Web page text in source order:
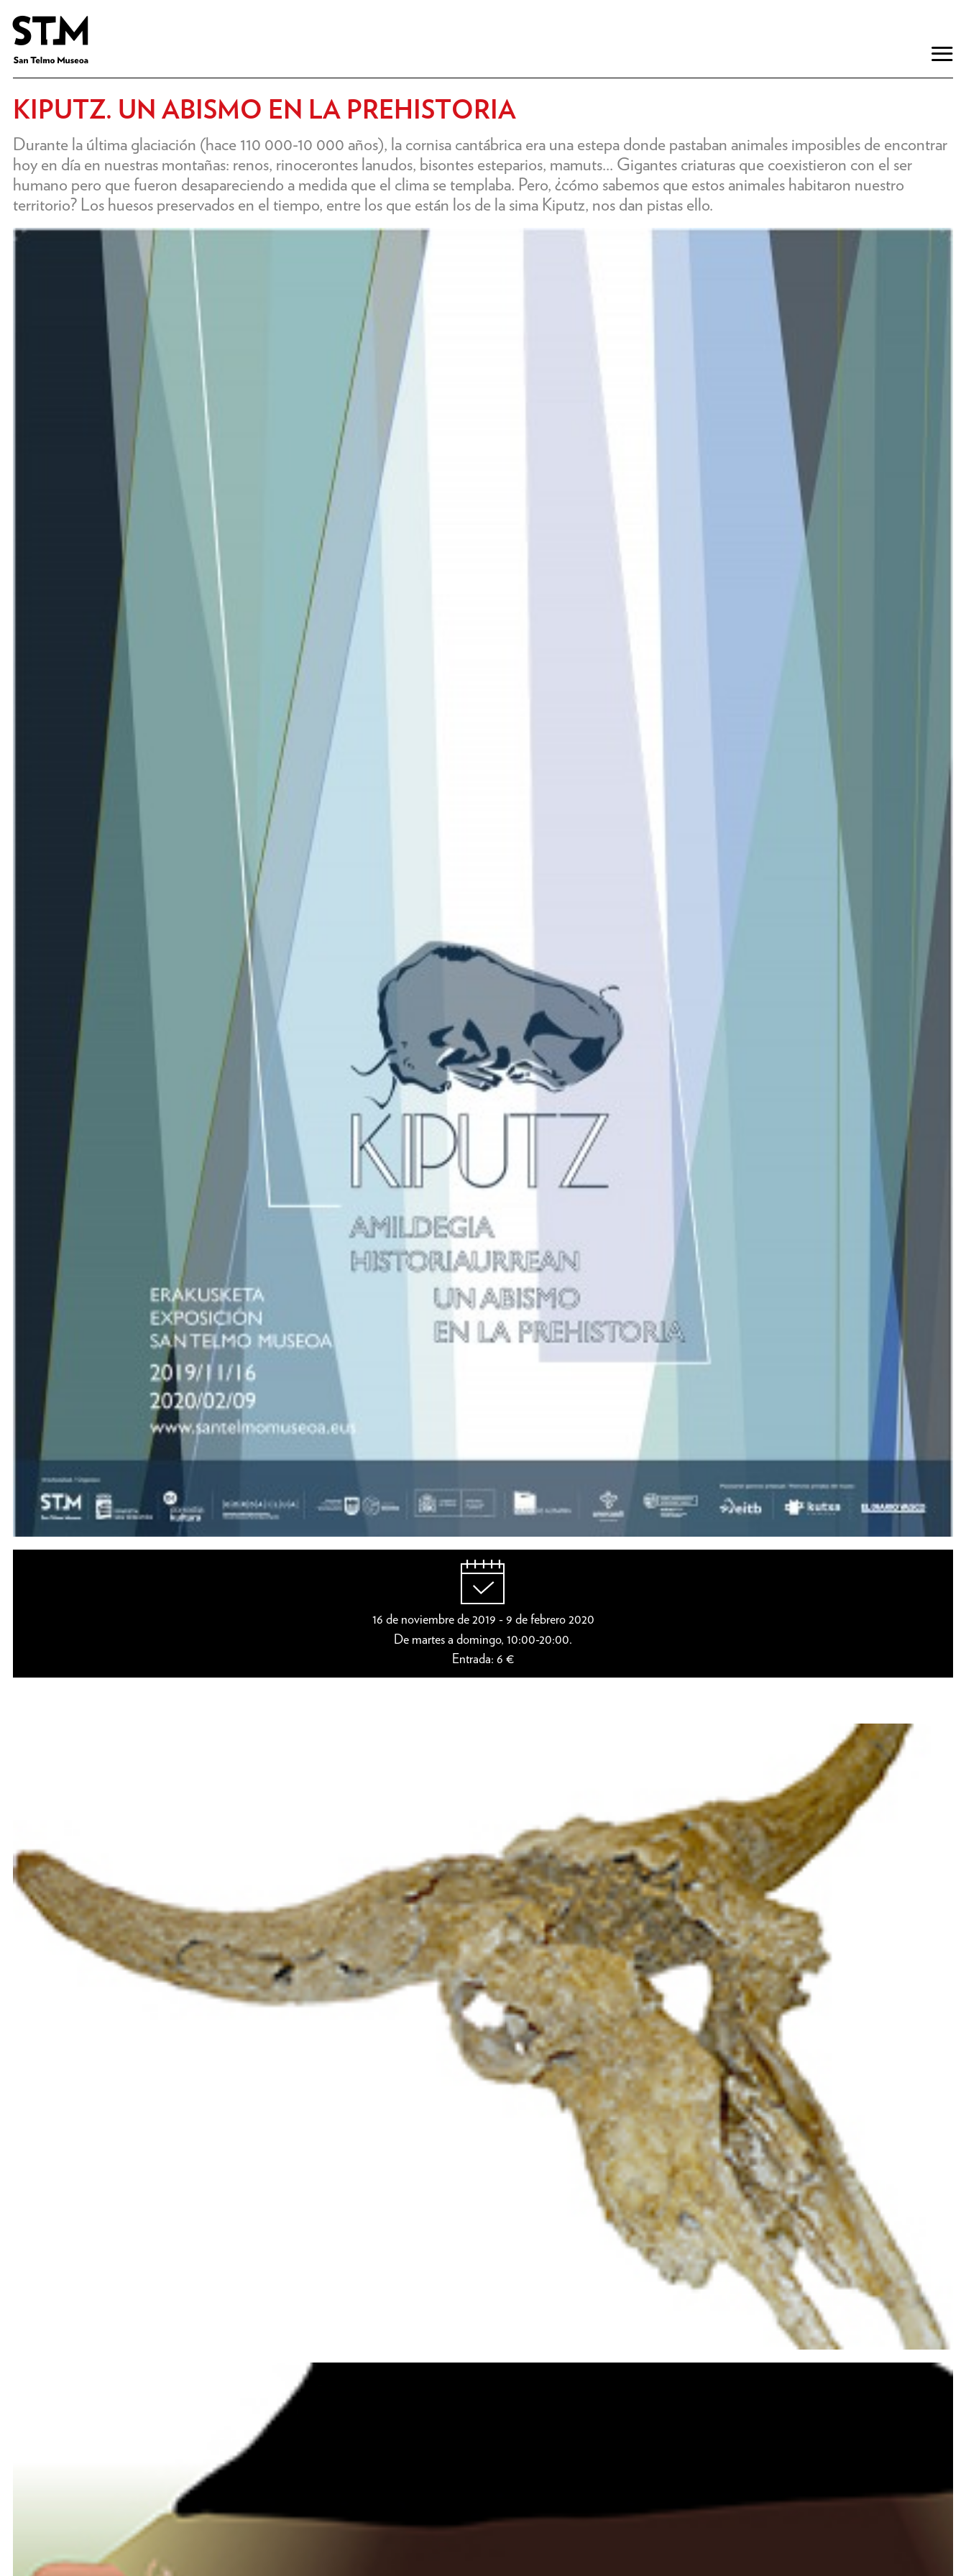
KIPUTZ. UN ABISMO EN LA PREHISTORIA
Durante la última glaciación (hace 110 000-10 000 años), la cornisa cantábrica era una estepa donde pastaban animales imposibles de encontrar
hoy en día en nuestras montañas: renos, rinocerontes lanudos, bisontes esteparios, mamuts... Gigantes criaturas que coexistieron con el ser
humano pero que fueron desapareciendo a medida que el clima se templaba. Pero, ¿cómo sabemos que estos animales habitaron nuestro
territorio? Los huesos preservados en el tiempo, entre los que están los de la sima Kiputz, nos dan pistas ello.
16 de noviembre de 2019 - 9 de febrero 2020
De martes a domingo, 10:00-20:00.
Entrada: 6 €